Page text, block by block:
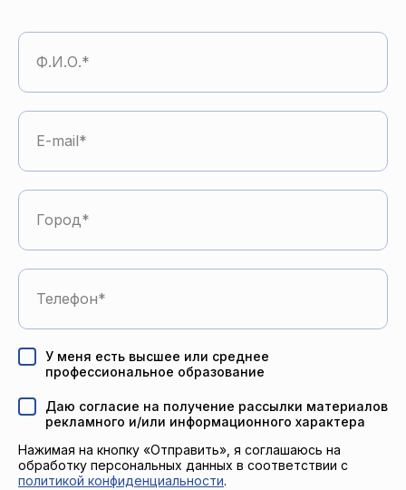
Ф.И.О.
E-mail
Город
Телефон
У меня есть высшее или среднее
профессиональное образование
Даю согласие на получение рассылки материалов
рекламного и/или информационного характера
Нажимая на кнопку «Отправить», я соглашаюсь на
обработку персональных данных в соответствии с
политикой конфиденциальности.